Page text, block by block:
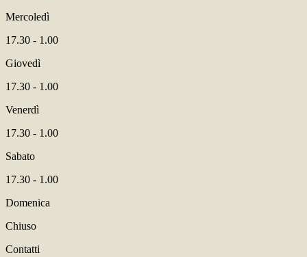
Mercoledì
17.30 - 1.00
Giovedì
17.30 - 1.00
Venerdì
17.30 - 1.00
Sabato
17.30 - 1.00
Domenica
Chiuso
Contatti